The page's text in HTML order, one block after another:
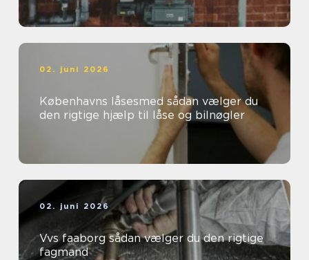
02. juni 2026
Københavns låsesmed sådan vælger du
den rigtige hjælp til låse og bilnøgler
02. juni 2026
Vvs faaborg sådan vælger du den rigtige
fagmand